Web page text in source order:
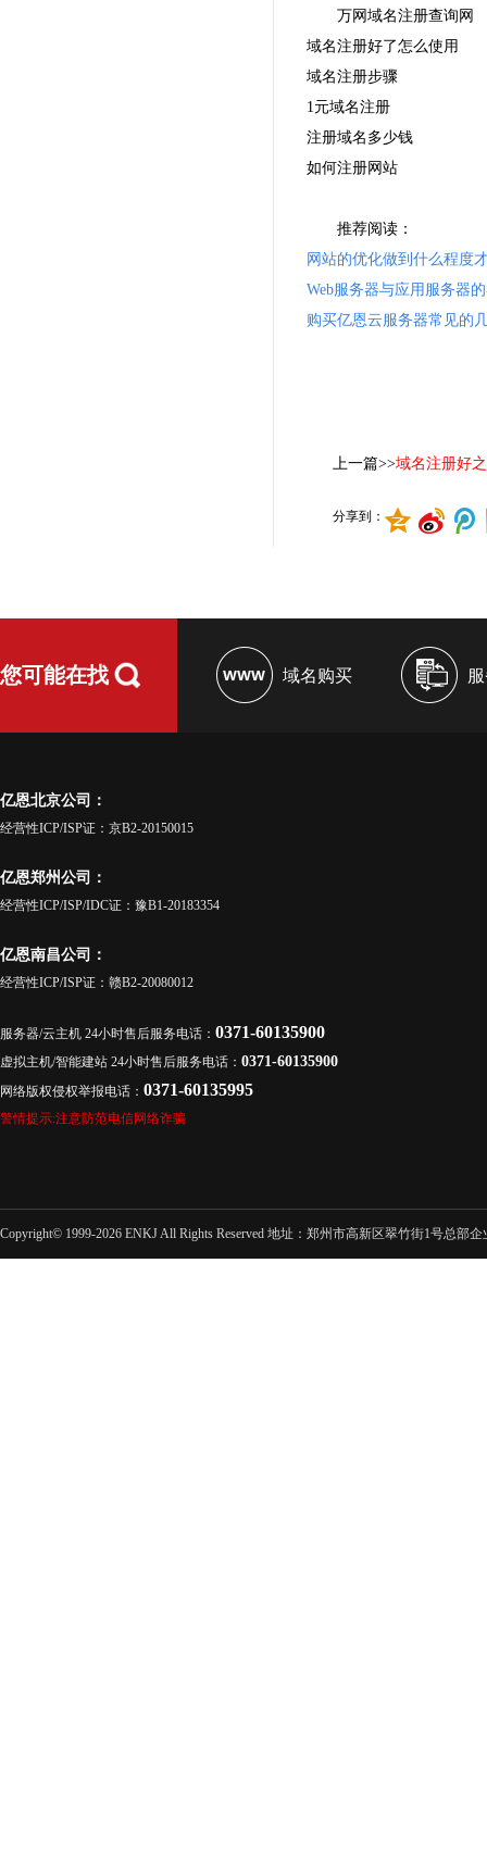
万网 域名注册查询网
域名注册好了怎么使用
域名注册步骤
1元域名注册
注册域名多少钱
如何注册网站
推荐阅读：
网站的优化做到什么程度
Web服务器与应用服务器
购买亿恩云服务器常见的
上一篇>>域名注册好
分享到：
您可能在找 域名购买
亿恩北京公司：
经营性ICP/ISP证：京B2-20150015
亿恩郑州公司：
经营性ICP/ISP/IDC证：豫B1-20183354
亿恩南昌公司：
经营性ICP/ISP证：赣B2-20080012
服务器/云主机 24小时售后服务电话： 0371-60135900
虚拟主机/智能建站 24小时售后服务电话： 0371-60135900
网络版权侵权举报电话： 0371-60135995
警情提示:注意防范电信网络诈骗
Copyright© 1999-2026 ENKJ All Rights Reserved 地址：郑州市高新区翠竹街1号